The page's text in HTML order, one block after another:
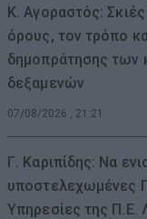
Κ. Αγοραστός:
όρους, τον τρόπο
δημοπράτησης των
δεξαμενών
07/08/2026 , 21:21
Γ. Καριπίδης: Να
υποστελεχωμένες
Υπηρεσίες της Π.Ε.